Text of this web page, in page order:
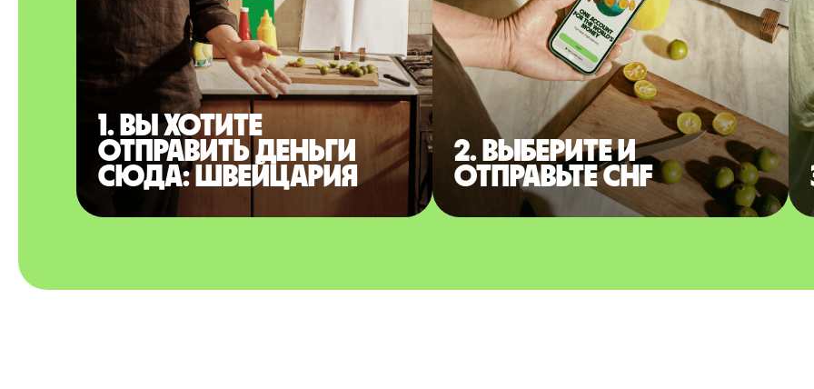
1. Вы хотите
отправить деньги
сюда: Швейцария
2. Выберите и
отправьте CHF